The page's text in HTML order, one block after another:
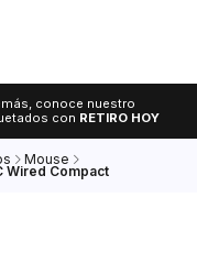
conoce nuestro
con RETIRO HOY
Mouse
Wired Compact